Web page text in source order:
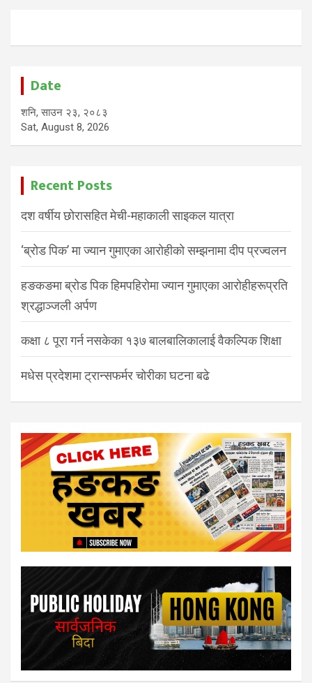
Date
शनि, साउन २३, २०८३
Sat, August 8, 2026
Recent Posts
दश वर्षीय छोरासहित मेची-महाकाली साइकल यात्रा
‘ब्रोड पिक’ मा ज्यान गुमाएका आरोहीको सम्झनामा दीप प्रज्वलन
हङकङमा ब्रोड पिक हिमपहिरोमा ज्यान गुमाएका आरोहीहरूप्रति
श्रद्धाञ्जली अर्पण
कक्षा ८ पूरा गर्न नसकेका १३७ बालबालिकालाई वैकल्पिक शिक्षा
मधेस प्रदेशमा ट्रान्सफर्मर चोरीका घटना बढे